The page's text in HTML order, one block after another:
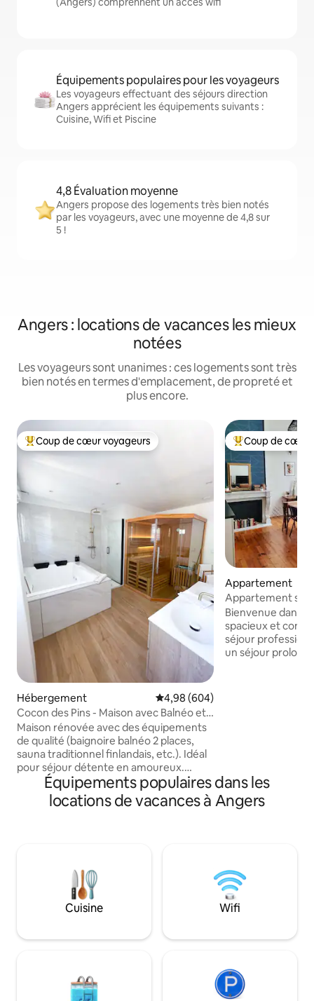
Équipements populaires pour les voyageurs
Les voyageurs effectuant des séjours direction
Angers apprécient les équipements suivants :
Cuisine, Wifi et Piscine
4,8 Évaluation moyenne
Angers propose des logements très bien notés
par les voyageurs, avec une moyenne de 4,8 sur
5 !
Angers : locations de vacances les mieux
notées
Les voyageurs sont unanimes : ces logements sont très
bien notés en termes d'emplacement, de propreté et
plus encore.
Coups de cœur voyageurs les plus appréciés
Coup de cœur voyageurs
Hébergement Évaluation moyenne sur la base
4,98 (604)
Cocon des Pins - Maison avec Balnéo et
Sauna
Maison rénovée avec des équipements
de qualité (baignoire balnéo 2 places,
sauna traditionnel finlandais, etc.). Idéal
pour séjour détente en amoureux.
Maison située à 7 minutes du centre ville
d'Angers dans un environnement calme,
arboré et à 500m d'un parc offrant de
pour le confort des voisins et des futurs
locataire, merci par avance :)
Coups de cœur
Coup de cœur
Appartement
Appartement
Gare à pied
Bienvenue dans
spacieux et
séjour
un séjour
Équipements populaires dans les
locations de vacances à Angers
Cuisine Wifi